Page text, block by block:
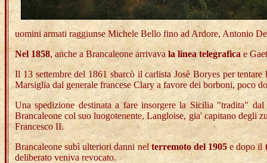
uomini armati raggiunse Michele Bello fino ad Ardore, Antonio
Nel 1858, anche a Brancaleone arrivavala linea telegraficae
Il 13 settembre del 1861 sbarcò il carlista Josè Boryes per
Marsiglia dal generale francese Clary a favore dei borboni, poco
Una spedizione destinata a fare insorgere la Sicilia "tradita"
Brancaleone col suo luogotenente, Langloise, gia' capitano degli
Francesco II.
Brancaleone subì ulteriori danni nelterremoto del 1905e dopo il
deliberato veniva revocato.